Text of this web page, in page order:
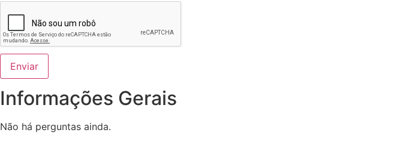
Informações Gerais
Não há perguntas ainda.